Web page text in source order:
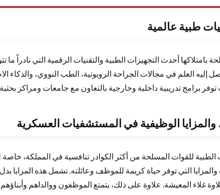
طبية عالمية
أحدث التجهيزات الطبية والتقنيات الرقمية التي نادراً
إليه العلم في مجالات الجراحة الروبوتية، الطب النووي، والذكاء
برامج تدريبية داخلية وخارجية بالتعاون مع جامعات ومراكز
والمزايا الوظيفية في المستشفيات العسكرية
الطبية للقوات المسلحة من أكثر الكوادر تنافسية في المملكة،
التي توفر حياة كريمة للموظف وعائلته. تشمل هذه المزايا
غلاء المعيشة. علاوة على ذلك، يتمتع الموظفون ووالداهم